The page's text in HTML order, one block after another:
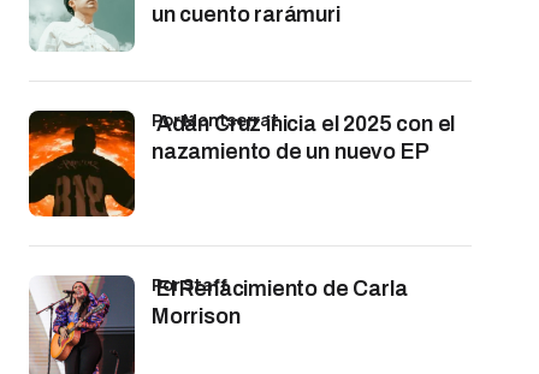
un cuento rarámuri
Adán Cruz inicia el 2025 con el
nazamiento de un nuevo EP
por Montserrat
El Renacimiento de Carla
Morrison
por Staff